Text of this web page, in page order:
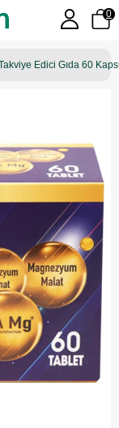
0
Edici Gıda 60